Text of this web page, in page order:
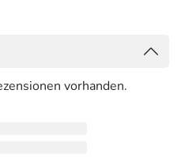
vorhanden.